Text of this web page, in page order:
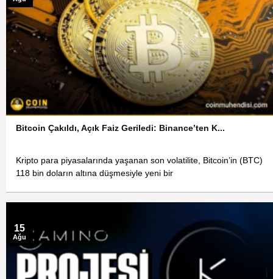
Bitcoin Çakıldı, Açık Faiz Geriledi: Binance’ten K...
Kripto para piyasalarında yaşanan son volatilite, Bitcoin’in (BTC)
118 bin doların altına düşmesiyle yeni bir
15
Ağu